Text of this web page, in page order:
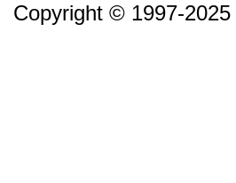
Copyright © 1997-